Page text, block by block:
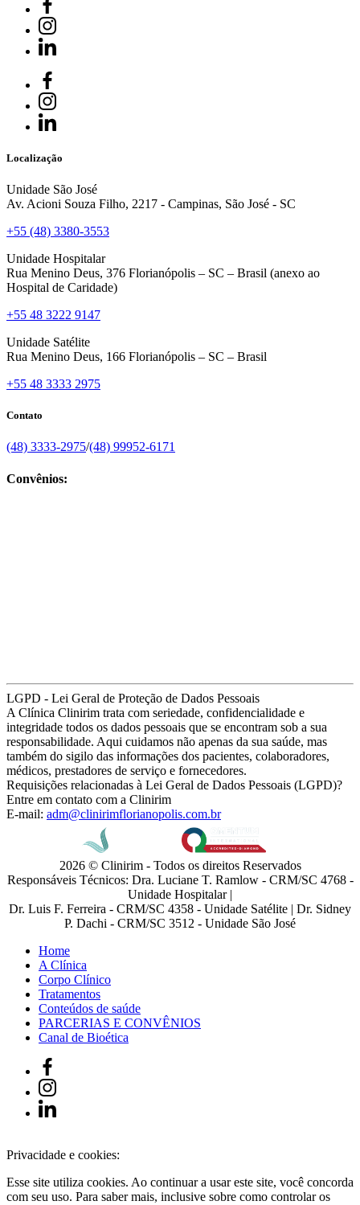
Localização
Unidade São José
Av. Acioni Souza Filho, 2217 - Campinas, São José - SC
+55 (48) 3380-3553
Unidade Hospitalar
Rua Menino Deus, 376 Florianópolis – SC – Brasil (anexo ao
Hospital de Caridade)
+55 48 3222 9147
Unidade Satélite
Rua Menino Deus, 166 Florianópolis – SC – Brasil
+55 48 3333 2975
Contato
(48) 3333-2975/(48) 99952-6171
Convênios:
LGPD - Lei Geral de Proteção de Dados Pessoais
A Clínica Clinirim trata com seriedade, confidencialidade e
integridade todos os dados pessoais que se encontram sob a sua
responsabilidade. Aqui cuidamos não apenas da sua saúde, mas
também do sigilo das informações dos pacientes, colaboradores,
médicos, prestadores de serviço e fornecedores.
Requisições relacionadas à Lei Geral de Dados Pessoais (LGPD)?
Entre em contato com a Clinirim
E-mail: adm@clinirimflorianopolis.com.br
2026 © Clinirim - Todos os direitos Reservados
Responsáveis Técnicos: Dra. Luciane T. Ramlow - CRM/SC 4768 -
Unidade Hospitalar |
Dr. Luis F. Ferreira - CRM/SC 4358 - Unidade Satélite | Dr. Sidney
P. Dachi - CRM/SC 3512 - Unidade São José
Home
A Clínica
Corpo Clínico
Tratamentos
Conteúdos de saúde
PARCERIAS E CONVÊNIOS
Canal de Bioética
Privacidade e cookies:
Esse site utiliza cookies. Ao continuar a usar este site, você concorda
com seu uso. Para saber mais, inclusive sobre como controlar os